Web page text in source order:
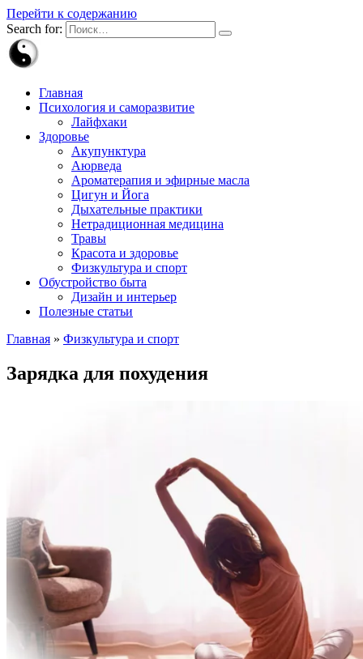
Перейти к содержанию
Search for:
Главная
Психология и саморазвитие
Лайфхаки
Здоровье
Акупунктура
Аюрведа
Ароматерапия и эфирные масла
Цигун и Йога
Дыхательные практики
Нетрадиционная медицина
Травы
Красота и здоровье
Физкультура и спорт
Обустройство быта
Дизайн и интерьер
Полезные статьи
Главная » Физкультура и спорт
Зарядка для похудения